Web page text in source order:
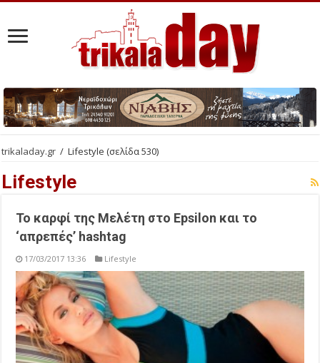
trikaladay.gr / Lifestyle (σελίδα 530)
Lifestyle
Το καρφί της Μελέτη στο Epsilon και το
‘απρεπές’ hashtag
17/03/2017 13:36 Lifestyle